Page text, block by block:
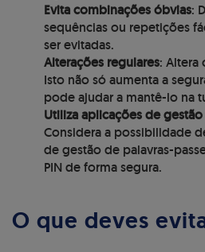
Evita combinações óbvias:
sequências ou repetições
ser evitadas.
Alterações regulares: Altera
Isto não só aumenta a
pode ajudar a mantê-lo na
Utiliza aplicações de
Considera a possibilidade
de gestão de palavras-
PIN de forma segura.
O que deves